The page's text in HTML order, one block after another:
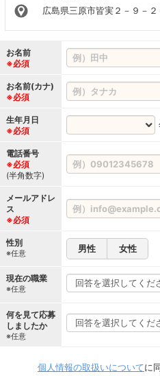
広島県三原市皆実２－９－２
お名前
※必須
お名前(カナ)
※必須
生年月日
※必須
電話番号
※必須
(半角数字)
メールアドレ
ス
※必須
性別
※任意 男性 女性
現在の職業
※任意
何を見て応募
しましたか
※任意
個人情報の取扱いについてに